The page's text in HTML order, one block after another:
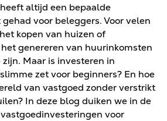
altijd een bepaalde
voor beleggers. Voor velen
kopen van huizen of
genereren van huurinkomsten
Maar is investeren in
zet voor beginners? En hoe
van vastgoed zonder verstrikt
In deze blog duiken we in de
voor